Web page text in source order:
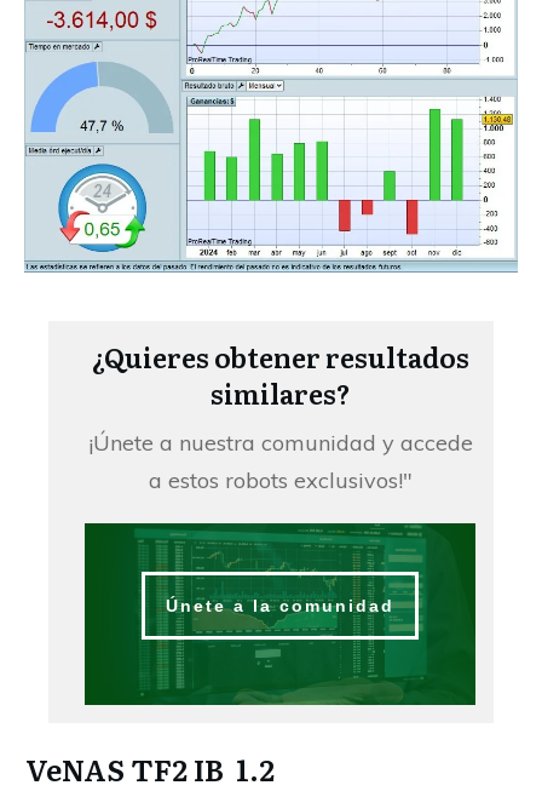
¿Quieres obtener resultados
similares?
¡Únete a nuestra comunidad y accede
a estos robots exclusivos!"
Únete a la comunidad
VeNAS TF2 IB 1.2